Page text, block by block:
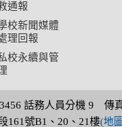
通報
校新聞媒體
理回報
校永續與管
話務人員分機 9 傳
161號B1、20、21樓(地